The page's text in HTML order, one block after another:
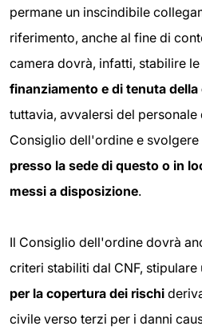
permane un inscindibile
riferimento, anche al fine di
camera dovrà, infatti, stabilire le
finanziamento e di tenuta
tuttavia, avvalersi del personale
Consiglio dell'ordine e
presso la sede di questo o in
messi a disposizione.
Il Consiglio dell'ordine dovrà
criteri stabiliti dal CNF, stipulare
per la copertura dei rischi
civile verso terzi per i danni